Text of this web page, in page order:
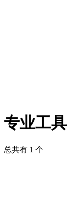
专业工具
总共有 1 个